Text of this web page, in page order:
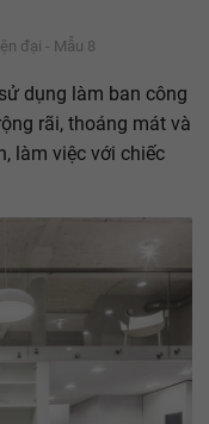
đại - Mẫu 8
dụng làm ban công
rãi, thoáng mát và
làm việc với chiếc